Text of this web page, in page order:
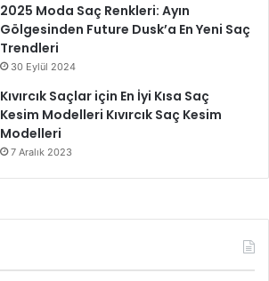
2025 Moda Saç Renkleri: Ayın
Gölgesinden Future Dusk’a En Yeni Saç
Trendleri
30 Eylül 2024
Kıvırcık Saçlar için En İyi Kısa Saç
Kesim Modelleri Kıvırcık Saç Kesim
Modelleri
7 Aralık 2023